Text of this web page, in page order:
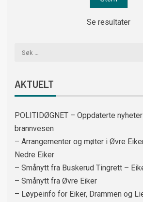
Se resultater
AKTUELT
POLITIDØGNET – Oppdaterte
brannvesen
– Arrangementer og møter i Øvre
Nedre Eiker
– Smånytt fra Buskerud Tingrett –
– Smånytt fra Øvre Eiker
– Løypeinfo for Eiker, Drammen og